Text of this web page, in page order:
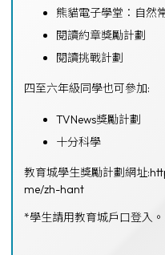
熊貓電子學堂：自然
閱讀約章獎勵計劃
閱讀挑戰計劃
四至六年級同學也可參加:
TVNews獎勵計劃
十分科學
教育城學生獎勵計劃網址:
me/zh-hant
*學生請用教育城戶口登入。